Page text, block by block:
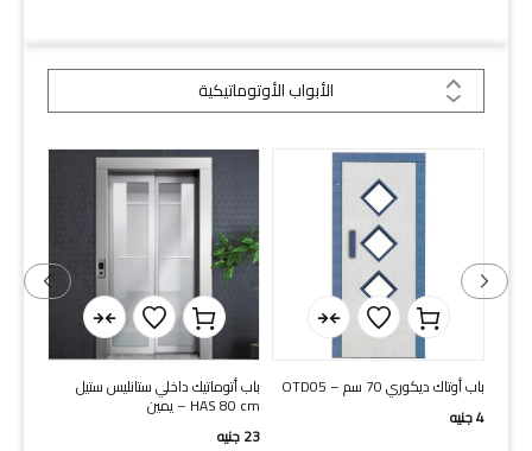
الأبواب الأوتوماتيكية
باب أوتاك ديكوري 70 سم – OTD05
4جنيه
باب أتوماتيك داخلي ستانليس ستيل
HAS 80 cm – يمين
23جنيه